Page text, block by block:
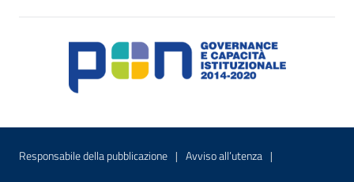
Menu di servizio
Responsabile della pubblicazione Sito interno - Apre in una nuova
Avviso all’utenza Sito interno -